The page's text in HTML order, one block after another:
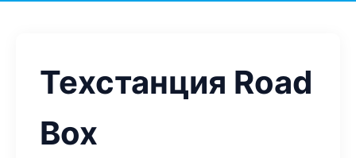
Техстанция Road
Box